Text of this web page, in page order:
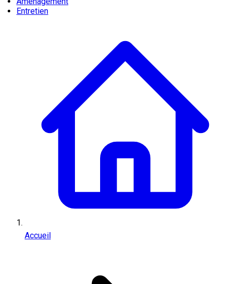
Entretien
Accueil